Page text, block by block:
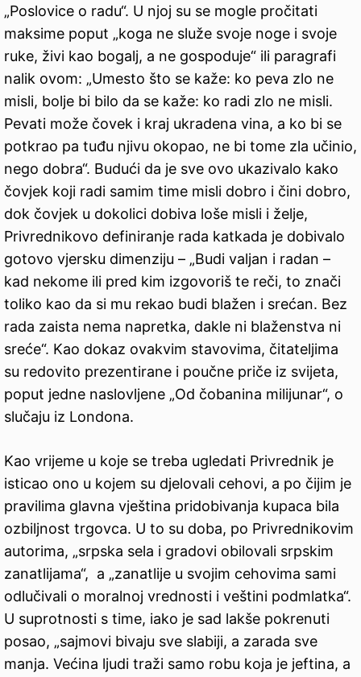
„Poslovice o radu“. U njoj su se mogle pročitati
maksime poput „koga ne služe svoje noge i svoje
ruke, živi kao bogalj, a ne gospoduje“ ili paragrafi
nalik ovom: „Umesto što se kaže: ko peva zlo ne
misli, bolje bi bilo da se kaže: ko radi zlo ne misli.
Pevati može čovek i kraj ukradena vina, a ko bi se
potkrao pa tuđu njivu okopao, ne bi tome zla učinio,
nego dobra“. Budući da je sve ovo ukazivalo kako
čovjek koji radi samim time misli dobro i čini dobro,
dok čovjek u dokolici dobiva loše misli i želje,
Privrednikovo definiranje rada katkada je dobivalo
gotovo vjersku dimenziju – „Budi valjan i radan –
kad nekome ili pred kim izgovoriš te reči, to znači
toliko kao da si mu rekao budi blažen i srećan. Bez
rada zaista nema napretka, dakle ni blaženstva ni
sreće“. Kao dokaz ovakvim stavovima, čitateljima
su redovito prezentirane i poučne priče iz svijeta,
poput jedne naslovljene „Od čobanina milijunar“, o
slučaju iz Londona.
Kao vrijeme u koje se treba ugledati Privrednik je
isticao ono u kojem su djelovali cehovi, a po čijim je
pravilima glavna vještina pridobivanja kupaca bila
ozbiljnost trgovca. U to su doba, po Privrednikovim
autorima, „srpska sela i gradovi obilovali srpskim
zanatlijama“, a „zanatlije u svojim cehovima sami
odlučivali o moralnoj vrednosti i veštini podmlatka“.
U suprotnosti s time, iako je sad lakše pokrenuti
posao, „sajmovi bivaju sve slabiji, a zarada sve
manja. Većina ljudi traži samo robu koja je jeftina, a